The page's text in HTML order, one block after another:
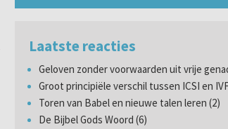
Laatste reacties
Geloven zonder voorwaarden uit vrije
Groot principiële verschil tussen ICSI en
Toren van Babel en nieuwe talen leren (2)
De Bijbel Gods Woord (6)